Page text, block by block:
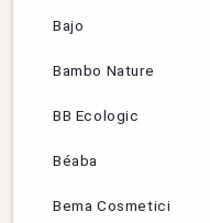
Bajo
Bambo Nature
BB Ecologic
Béaba
Bema Cosmetici